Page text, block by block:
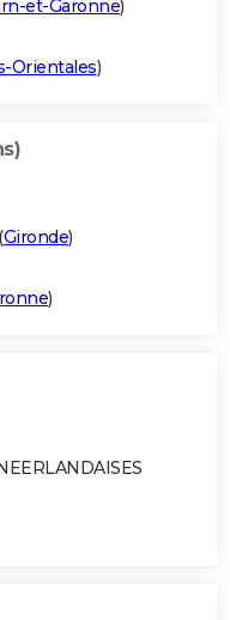
et-Garonne)
Orientales)
(Gironde)
)